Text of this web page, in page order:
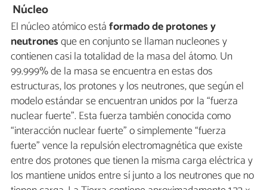
Núcleo
El núcleo atómico estáformado de protones y
neutronesque en conjunto se llaman nucleones y
contienen casi la totalidad de la masa del átomo. Un
99.999% de la masa se encuentra en estas dos
estructuras, los protones y los neutrones, que según el
modelo estándar se encuentran unidos por la “fuerza
nuclear fuerte”. Esta fuerza también conocida como
“interacción nuclear fuerte” o simplemente “fuerza
fuerte” vence la repulsión electromagnética que existe
entre dos protones que tienen la misma carga eléctrica y
los mantiene unidos entre sí junto a los neutrones que no